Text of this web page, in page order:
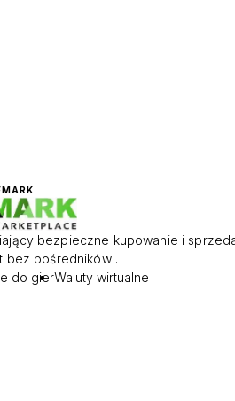
bezpieczne kupowanie i
bez pośredników .
do gierWaluty wirtualne